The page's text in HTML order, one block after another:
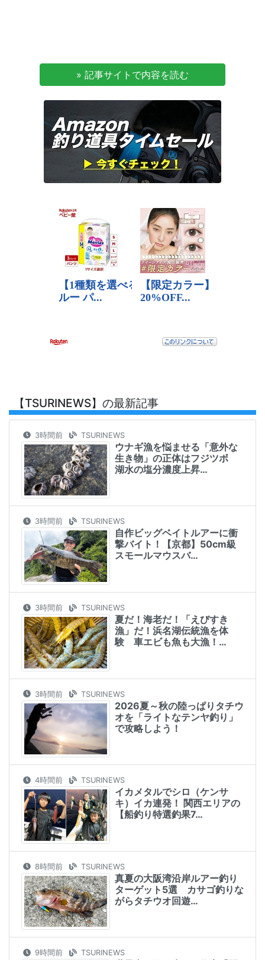
» 記事サイトで内容を読む
【TSURINEWS】の最新記事
3時間前 TSURINEWS
ウナギ漁を悩ませる「意外な
生き物」の正体はフジツボ
湖水の塩分濃度上昇…
3時間前 TSURINEWS
自作ビッグベイトルアーに衝
撃バイト！【京都】50cm級
スモールマウスバ…
3時間前 TSURINEWS
夏だ！海老だ！「えびすき
漁」だ！浜名湖伝統漁を体
験 車エビも魚も大漁！…
3時間前 TSURINEWS
2026夏～秋の陸っぱりタチウ
オを「ライトなテンヤ釣り」
で攻略しよう！
4時間前 TSURINEWS
イカメタルでシロ（ケンサ
キ）イカ連発！ 関西エリアの
【船釣り特選釣果7…
8時間前 TSURINEWS
真夏の大阪湾沿岸ルアー釣り
ターゲット5選 カサゴ釣りな
がらタチウオ回遊…
9時間前 TSURINEWS